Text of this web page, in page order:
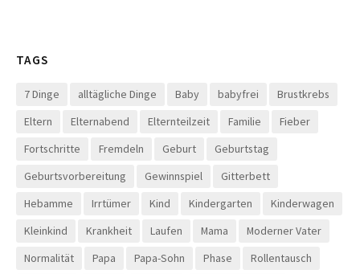
TAGS
7 Dinge alltägliche Dinge Baby babyfrei
Brustkrebs
Eltern
Elternabend Elternteilzeit Familie
Fieber
Fortschritte
Fremdeln Geburt
Geburtstag
Geburtsvorbereitung
Gewinnspiel
Gitterbett
Hebamme
Irrtümer Kind Kindergarten
Kinderwagen
Kleinkind
Krankheit Laufen Mama
Moderner Vater
Normalität
Papa Papa-Sohn Phase
Rollentausch